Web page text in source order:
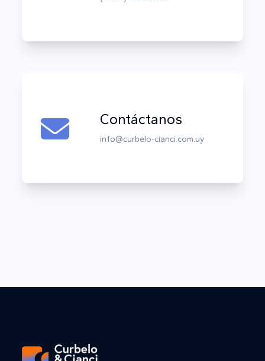
Contáctanos
info@curbelo-cianci.com.uy